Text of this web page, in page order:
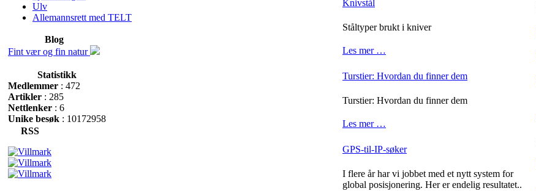
Ulv
Allemannsrett med TELT
Blog
Fint vær og fin natur
Statistikk
Medlemmer : 472
Artikler : 285
Nettlenker : 6
Unike besøk : 10172958
RSS
Knivstål
Ståltyper brukt i kniver
Les mer …
Turstier: Hvordan du finner dem
Turstier: Hvordan du finner dem
Les mer …
GPS-til-IP-søker
I flere år har vi jobbet med et nytt system for
global posisjonering. Her er endelig resultatet..